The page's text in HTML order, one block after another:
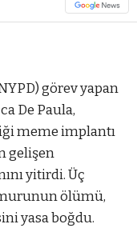
görev yapan
De Paula,
meme implantı
gelişen
yitirdi. Üç
ölümü,
yasa boğdu.